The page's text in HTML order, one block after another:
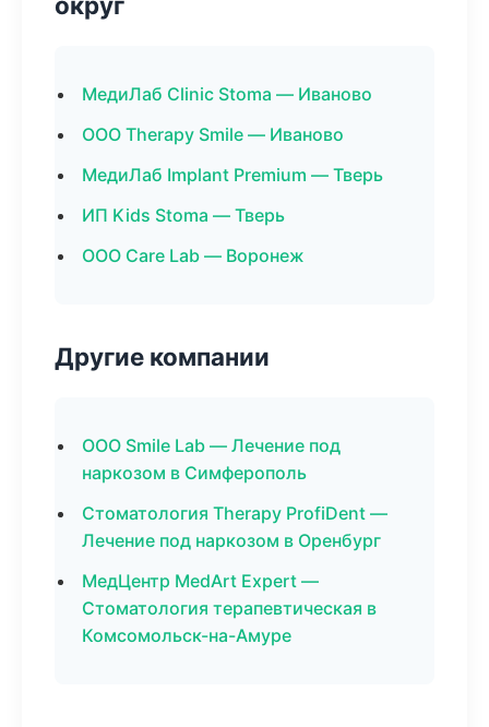
МедиЛаб Clinic Stoma — Иваново
ООО Therapy Smile — Иваново
МедиЛаб Implant Premium — Тверь
ИП Kids Stoma — Тверь
ООО Care Lab — Воронеж
Другие компании
ООО Smile Lab — Лечение под
наркозом в Симферополь
Стоматология Therapy ProfiDent —
Лечение под наркозом в Оренбург
МедЦентр MedArt Expert —
Стоматология терапевтическая в
Комсомольск-на-Амуре